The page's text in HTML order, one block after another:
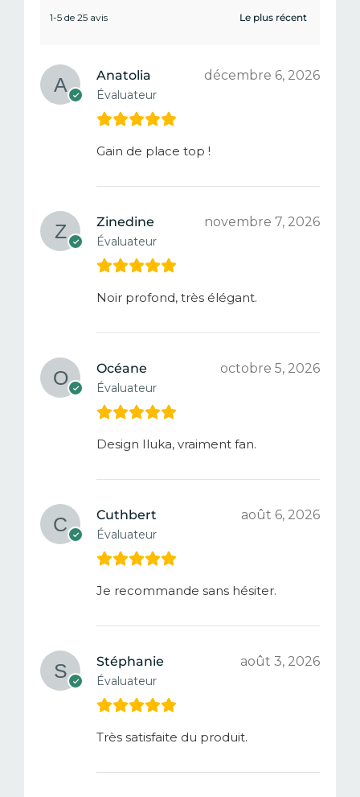
1-5 de 25 avis
Anatolia
Évaluateur
décembre 6, 2026
Gain de place top !
Zinedine
Évaluateur
novembre 7, 2026
Noir profond, très élégant.
Océane
Évaluateur
octobre 5, 2026
Design Iluka, vraiment fan.
Cuthbert
Évaluateur
août 6, 2026
Je recommande sans hésiter.
Stéphanie
Évaluateur
août 3, 2026
Très satisfaite du produit.